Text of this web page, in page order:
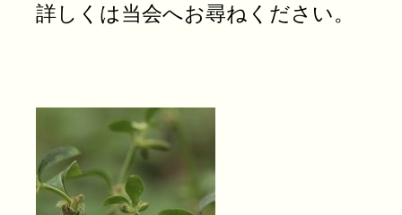
詳しくは当会へお尋ねください。